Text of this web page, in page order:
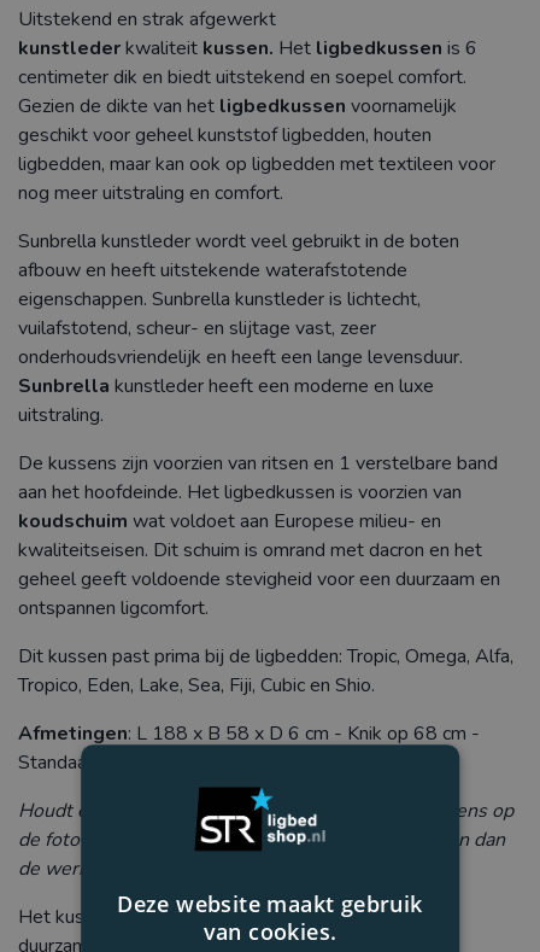
Uitstekend en strak afgewerkt
kunstlederkwaliteit kussen. Het ligbedkussen is 6
centimeter dik en biedt uitstekend en soepel comfort.
Gezien de dikte van het ligbedkussen voornamelijk
geschikt voor geheel kunststof ligbedden, houten
ligbedden, maar kan ook op ligbedden met textileen voor
nog meer uitstraling en comfort.
Sunbrella kunstleder wordt veel gebruikt in de boten
afbouw en heeft uitstekende waterafstotende
eigenschappen. Sunbrella kunstleder is lichtecht,
vuilafstotend, scheur- en slijtage vast, zeer
onderhoudsvriendelijk en heeft een lange levensduur.
Sunbrella kunstleder heeft een moderne en luxe
uitstraling.
De kussens zijn voorzien van ritsen en 1 verstelbare band
aan het hoofdeinde. Het ligbedkussen is voorzien van
koudschuim wat voldoet aan Europese milieu- en
kwaliteitseisen. Dit schuim is omrand met dacron en het
geheel geeft voldoende stevigheid voor een duurzaam en
ontspannen ligcomfort.
Dit kussen past prima bij de ligbedden: Tropic, Omega, Alfa,
Tropico, Eden, Lake, Sea, Fiji, Cubic en Shio.
Afmetingen: L 188 x B 58 x D 6 cm - Knik op 68 cm -
Standaard 2 jaar fabrieksgarantie
Houdt er rekening mee dat de kleuren van de kussens op
de foto door de lichtinval anders kunnen overkomen dan
de werkelijkheid.
Het kussen is een Nederlands fabricaat gemaakt van
duurzame en
recyclebare materialen
Deze website maakt gebruik
van cookies.